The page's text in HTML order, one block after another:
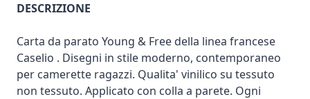
DESCRIZIONE
Carta da parato Young & Free della linea francese
Caselio . Disegni in stile moderno, contemporaneo
per camerette ragazzi. Qualita' vinilico su tessuto
non tessuto. Applicato con colla a parete. Ogni